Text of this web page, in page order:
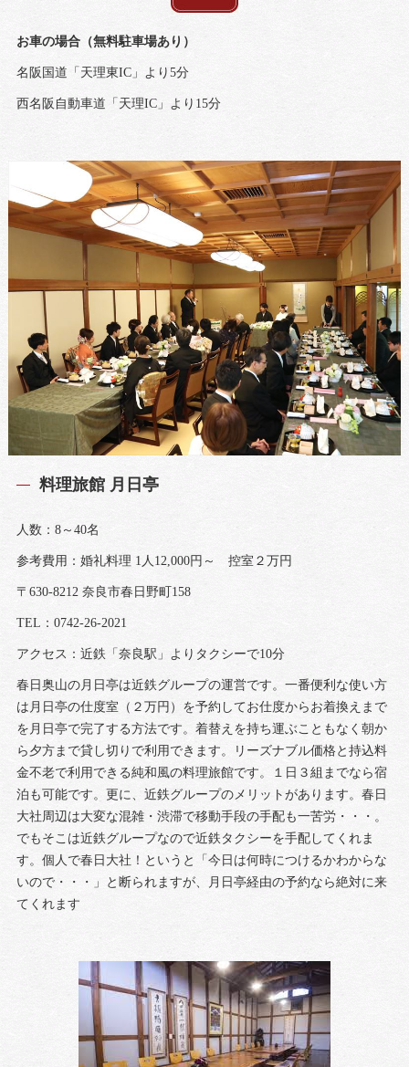
お車の場合（無料駐車場あり）
名阪国道「天理東IC」より5分
西名阪自動車道「天理IC」より15分
料理旅館 月日亭
人数：8～40名
参考費用：婚礼料理 1人12,000円～ 控室２万円
〒630-8212 奈良市春日野町158
TEL：0742-26-2021
アクセス：近鉄「奈良駅」よりタクシーで10分
春日奥山の月日亭は近鉄グループの運営です。一番便利な使い方
は月日亭の仕度室（２万円）を予約してお仕度からお着換えまで
を月日亭で完了する方法です。着替えを持ち運ぶこともなく朝か
ら夕方まで貸し切りで利用できます。リーズナブル価格と持込料
金不老で利用できる純和風の料理旅館です。１日３組までなら宿
泊も可能です。更に、近鉄グループのメリットがあります。春日
大社周辺は大変な混雑・渋滞で移動手段の手配も一苦労・・・。
でもそこは近鉄グループなので近鉄タクシーを手配してくれま
す。個人で春日大社！というと「今日は何時につけるかわからな
いので・・・」と断られますが、月日亭経由の予約なら絶対に来
てくれます